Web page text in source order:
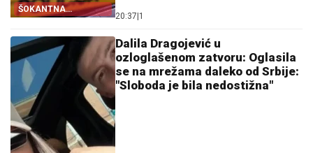
ŠOKANTNA
ISPOVEST
20:37 1
Dalila Dragojević u
ozloglašenom zatvoru: Oglasila
se na mrežama daleko od Srbije:
"Sloboda je bila nedostižna"